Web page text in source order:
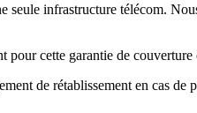
infrastructure télécom.
pour cette garantie de
de rétablissement en cas de